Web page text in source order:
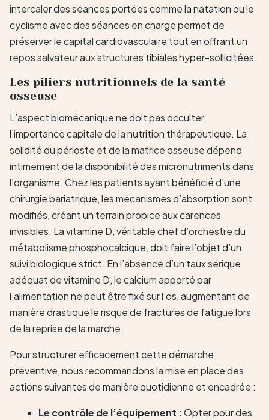
intercaler des séances portées comme la natation ou le
cyclisme avec des séances en charge permet de
préserver le capital cardiovasculaire tout en offrant un
repos salvateur aux structures tibiales hyper-sollicitées.
Les piliers nutritionnels de la santé
osseuse
L’aspect biomécanique ne doit pas occulter
l’importance capitale de la nutrition thérapeutique. La
solidité du périoste et de la matrice osseuse dépend
intimement de la disponibilité des micronutriments dans
l’organisme. Chez les patients ayant bénéficié d’une
chirurgie bariatrique, les mécanismes d’absorption sont
modifiés, créant un terrain propice aux carences
invisibles. La vitamine D, véritable chef d’orchestre du
métabolisme phosphocalcique, doit faire l’objet d’un
suivi biologique strict. En l’absence d’un taux sérique
adéquat de vitamine D, le calcium apporté par
l’alimentation ne peut être fixé sur l’os, augmentant de
manière drastique le risque de fractures de fatigue lors
de la reprise de la marche.
Pour structurer efficacement cette démarche
préventive, nous recommandons la mise en place des
actions suivantes de manière quotidienne et encadrée :
Le contrôle de l’équipement :Opter pour des